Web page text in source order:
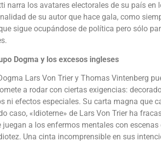
narra los avatares electorales de su país
de su autor que hace gala, como
sigue ocupándose de política pero sólo
Dogma y los excesos ingleses
Lars Von Trier y Thomas Vintenberg
a rodar con ciertas exigencias:
ni efectos especiales. Su carta magna que
caso, «Idioterne» de Lars Von Trier ha
juegan a los enfermos mentales con
Una cinta incomprensible en sus